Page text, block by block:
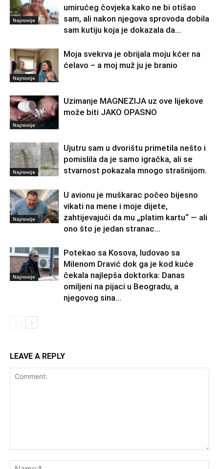
Najnovije
umirućeg čovjeka kako ne bi otišao
sam, ali nakon njegova sprovoda dobila
sam kutiju koja je dokazala da...
Najnovije
Moja svekrva je obrijala moju kćer na
ćelavo – a moj muž ju je branio
Najnovije
Uzimanje MAGNEZIJA uz ove lijekove
može biti JAKO OPASNO
Najnovije
Ujutru sam u dvorištu primetila nešto i
pomislila da je samo igračka, ali se
stvarnost pokazala mnogo strašnijom.
Najnovije
U avionu je muškarac počeo bijesno
vikati na mene i moje dijete,
zahtijevajući da mu „platim kartu“ — ali
ono što je jedan stranac...
Najnovije
Potekao sa Kosova, ludovao sa
Milenom Dravić dok ga je kod kuće
čekala najlepša doktorka: Danas
omiljeni na pijaci u Beogradu, a
njegovog sina...
LEAVE A REPLY